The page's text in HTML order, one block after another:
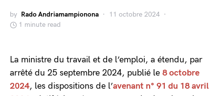
by Rado Andriamampionona
11 octobre 2024
1 minute read
La ministre du travail et de l’emploi, a étendu, par
arrêté du 25 septembre 2024, publié le 8 octobre
2024, les dispositions de l’avenant n° 91 du 18 avril